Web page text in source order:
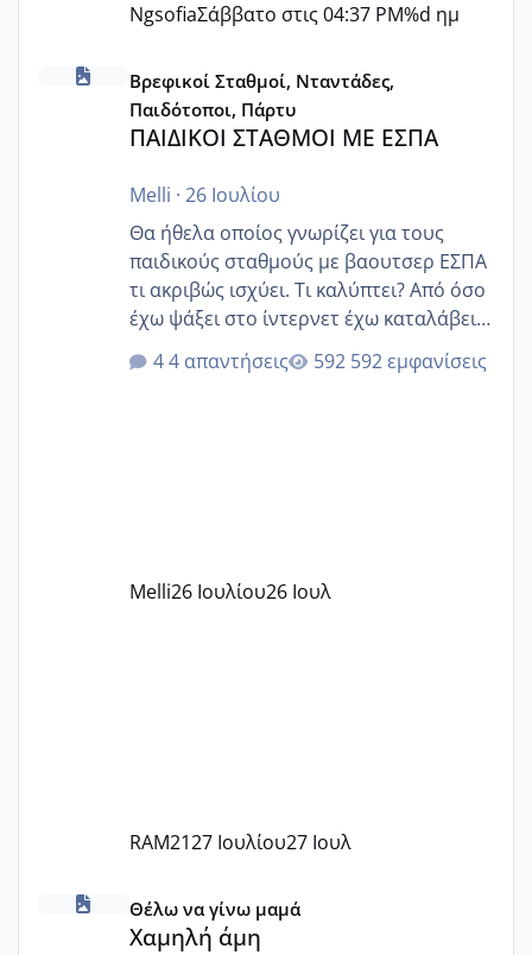
NgsofiaΣάββατο στις 04:37 PM%d ημ
ΠΑΙΔΙΚΟΙ ΣΤΑΘΜΟΙ ΜΕ ΕΣΠΑ
Βρεφικοί Σταθμοί, Νταντάδες,
Παιδότοποι, Πάρτυ
ΠΑΙΔΙΚΟΙ ΣΤΑΘΜΟΙ ΜΕ ΕΣΠΑ
Melli · 26 Ιουλίου
Θα ήθελα οποίος γνωρίζει για τους
παιδικούς σταθμούς με βαουτσερ ΕΣΠΑ
τι ακριβώς ισχύει. Τι καλύπτει? Από όσο
έχω ψάξει στο ίντερνετ έχω καταλάβει
ότι το βαουτσερ καλύπτει όλα τα
δίδακτρα και τα τροφεια του ιδιωτικού
Εγώ πήγα σε έναν ιδιωτικό παιδικό στ
4 απαντήσεις 592 εμφανίσεις
Melli26 Ιουλίου26 Ιουλ
RAM2127 Ιουλίου27 Ιουλ
Χαμηλή άμη
Θέλω να γίνω μαμά
Χαμηλή άμη